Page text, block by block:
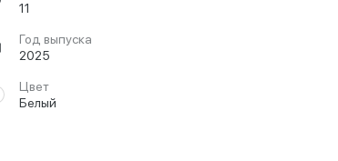
11
Год выпуска
2025
Цвет
Белый